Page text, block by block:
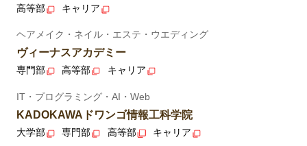
高等部 キャリア
ヘアメイク・ネイル・エステ・ウエディング
ヴィーナスアカデミー
専門部 高等部 キャリア
IT・プログラミング・AI・Web
KADOKAWAドワンゴ情報工科学院
大学部 専門部 高等部 キャリア